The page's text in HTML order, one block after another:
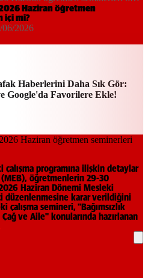
Haziran öğretmen
içi mi?
06/2026
Haberlerini Daha Sık Gör:
Google'da Favorilere Ekle!
programına ilişkin detaylar
öğretmenlerin 29-30
Haziran Dönemi Mesleki
düzenlenmesine karar verildiğini
semineri, "Bağımsızlık
ve Aile" konularında hazırlanan